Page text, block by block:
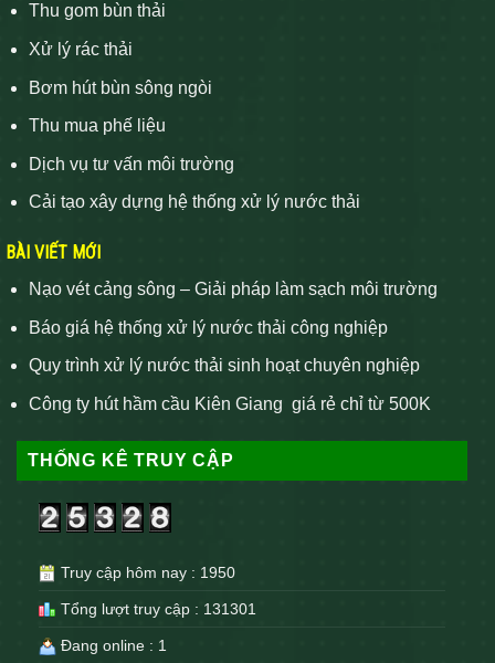
Thu gom bùn thải
Xử lý rác thải
Bơm hút bùn sông ngòi
Thu mua phế liệu
Dịch vụ tư vấn môi trường
Cải tạo xây dựng hệ thống xử lý nước thải
BÀI VIẾT MỚI
Nạo vét cảng sông – Giải pháp làm sạch môi trường
Báo giá hệ thống xử lý nước thải công nghiệp
Quy trình xử lý nước thải sinh hoạt chuyên nghiệp
Công ty hút hầm cầu Kiên Giang giá rẻ chỉ từ 500K
THỐNG KÊ TRUY CẬP
Truy cập hôm nay : 1950
Tổng lượt truy cập : 131301
Đang online : 1